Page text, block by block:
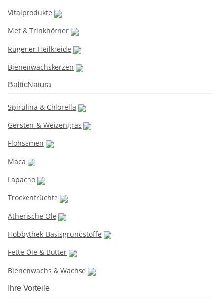
Vitalprodukte
Met & Trinkhörner
Rügener Heilkreide
Bienenwachskerzen
BalticNatura
Spirulina & Chlorella
Gersten-& Weizengras
Flohsamen
Maca
Lapacho
Trockenfrüchte
Ätherische Öle
Hobbythek-Basisgrundstoffe
Fette Öle & Butter
Bienenwachs & Wachse
Ihre Vorteile